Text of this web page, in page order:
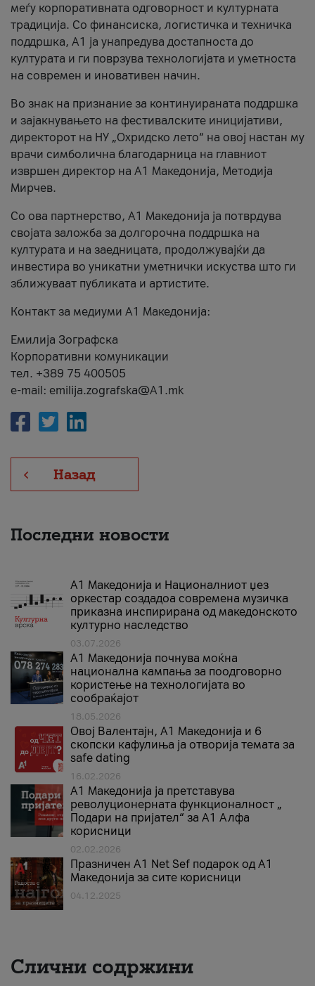
меѓу корпоративната одговорност и културната
традиција. Со финансиска, логистичка и техничка
поддршка, A1 ја унапредува достапноста до
културата и ги поврзува технологијата и уметноста
на современ и иновативен начин.
Во знак на признание за континуираната поддршка
и зајакнувањето на фестивалските иницијативи,
директорот на НУ „Охридско лето“ на овој настан му
врачи симболична благодарница на главниот
извршен директор на A1 Македонија, Методија
Мирчев.
Со ова партнерство, A1 Македонија ја потврдува
својата заложба за долгорочна поддршка на
културата и на заедницата, продолжувајќи да
инвестира во уникатни уметнички искуства што ги
зближуваат публиката и артистите.
Контакт за медиуми А1 Македонија:
Емилија Зографска
Корпоративни комуникации
тел. +389 75 400505
e-mail: emilija.zografska@A1.mk
Назад
Последни новости
А1 Македонија и Националниот џез
оркестар создадоа современа музичка
приказна инспирирана од македонското
културно наследство
03.07.2026
A1 Македонија почнува моќна
национална кампања за поодговорно
користење на технологијата во
сообраќајот
18.05.2026
Овој Валентајн, A1 Македонија и 6
скопски кафулиња ја отворија темата за
safe dating
16.02.2026
А1 Македонија ја претставува
револуционерната функционалност „
Подари на пријател“ за А1 Алфа
корисници
02.02.2026
Празничен A1 Net Sеf подарок од А1
Македонија за сите корисници
04.12.2025
Слични содржини